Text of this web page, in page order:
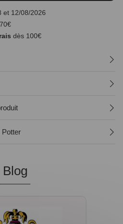
et 12/08/2026
dès 100€
Potter
Blog